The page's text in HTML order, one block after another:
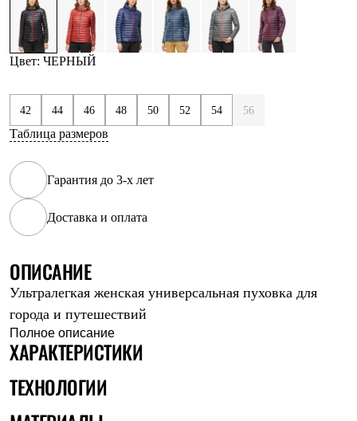
Утепленная синтетикой
Куртки
Брюки
Штормовая одежда
Куртки
Куртки
Брюки
Лёгкая одежда
Рубашки
Толстовки
Брюки
Термобелье
Теплое термобелье
Среднее термобелье
Флисовая одежда
Куртки
Брюки
Утепленная пухом
Комбинезоны
Куртки
Утепленная синтетикой
Комбинезоны
Куртки
ОПИСАНИЕ
Ультралегкая женская универсальная пуховка для
города и путешествий
Полное описание
ХАРАКТЕРИСТИКИ
ТЕХНОЛОГИИ
Цвет: ЧЕРНЫЙ
42 44 46 48 50 52 54 56
Таблица размеров
Гарантия до 3-х лет
Доставка и оплата